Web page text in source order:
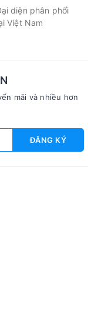
diện phân phối
Việt Nam
mãi và nhiều hơn
ĐĂNG KÝ